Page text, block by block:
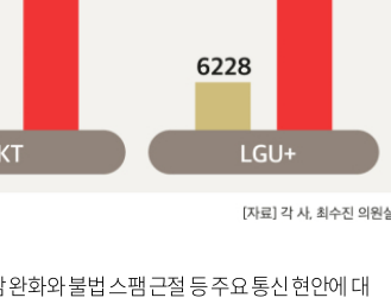
화와 불법 스팸 근절 등 주요 통신 현안에 대